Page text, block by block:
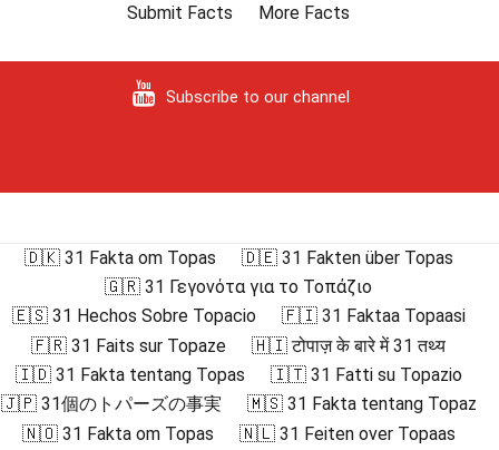
Submit Facts
More Facts
Subscribe to our channel
🇩🇰 31 Fakta om Topas
🇩🇪 31 Fakten über Topas
🇬🇷 31 Γεγονότα για το Τοπάζιο
🇪🇸 31 Hechos Sobre Topacio
🇫🇮 31 Faktaa Topaasi
🇫🇷 31 Faits sur Topaze
🇭🇮 टोपाज़ के बारे में 31 तथ्य
🇮🇩 31 Fakta tentang Topas
🇮🇹 31 Fatti su Topazio
🇯🇵 31個のトパーズの事実
🇲🇸 31 Fakta tentang Topaz
🇳🇴 31 Fakta om Topas
🇳🇱 31 Feiten over Topaas